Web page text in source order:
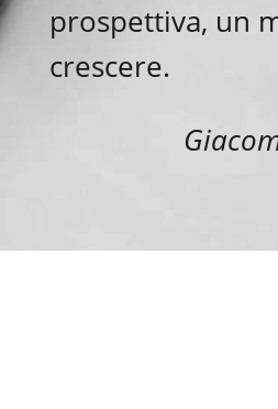
prospettiva, un
crescere.